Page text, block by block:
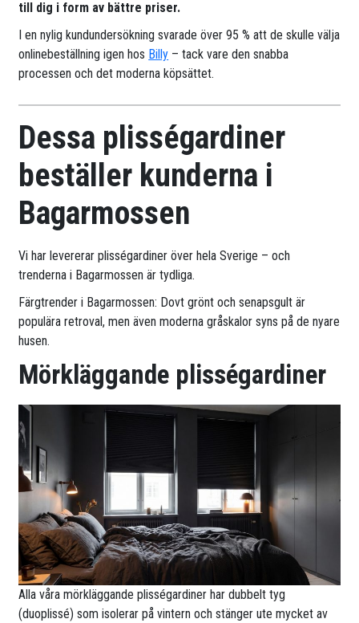
till dig i form av bättre priser.
I en nylig kundundersökning svarade över 95 % att de skulle välja
onlinebeställning igen hos Billy – tack vare den snabba
processen och det moderna köpsättet.
Dessa plisségardiner
beställer kunderna i
Bagarmossen
Vi har levererar plisségardiner över hela Sverige – och
trenderna i Bagarmossen är tydliga.
Färgtrender i Bagarmossen: Dovt grönt och senapsgult är
populära retroval, men även moderna gråskalor syns på de nyare
husen.
Mörkläggande plisségardiner
Alla våra mörkläggande plisségardiner har dubbelt tyg
(duoplissé) som isolerar på vintern och stänger ute mycket av